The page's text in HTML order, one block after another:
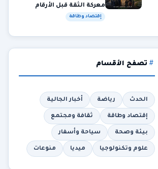
معركة الثقة قبل الأرقام
إقتصاد وطاقة
تصفح الأقسام
الحدث رياضة أخبار الجالية
إقتصاد وطاقة ثقافة ومجتمع
بيئة وصحة سياحة وأسفار
علوم وتكنولوجيا ميديا منوعات